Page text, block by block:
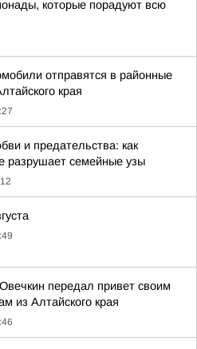
которые порадуют всю
отправятся в районные
края
и предательства: как
разрушает семейные узы
передал привет своим
из Алтайского края